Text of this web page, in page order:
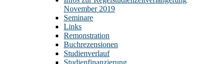
November 2019
Seminare
Links
Remonstration
Buchrezensionen
Studienverlauf
Studienfinanzierung